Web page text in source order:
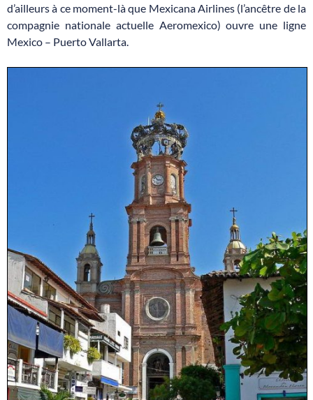
d’ailleurs à ce moment-là que Mexicana Airlines (l’ancêtre de la
compagnie nationale actuelle Aeromexico) ouvre une ligne
Mexico – Puerto Vallarta.